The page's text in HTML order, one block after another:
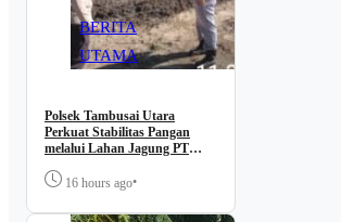
BERITA
UTAMA
Polsek Tambusai Utara
Perkuat Stabilitas Pangan
melalui Lahan Jagung PT
Ketahanan Pangan Nasional
16 hours ago•